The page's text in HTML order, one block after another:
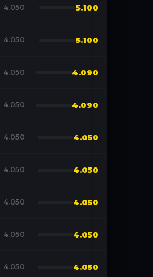
4.050 5.100
4.050 5.100
4.050 4.090
4.050 4.090
4.050 4.050
4.050 4.050
4.050 4.050
4.050 4.050
4.050 4.050